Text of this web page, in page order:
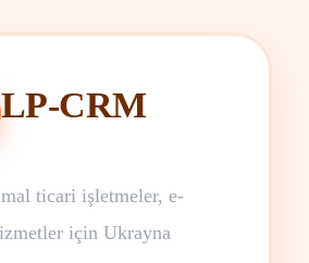
LP-CRM
ticari işletmeler, e-
için Ukrayna